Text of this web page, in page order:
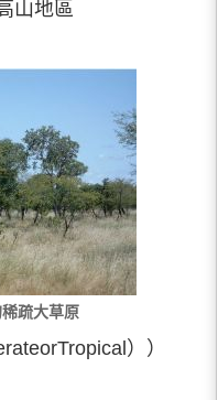
山地區
疏大草原
））